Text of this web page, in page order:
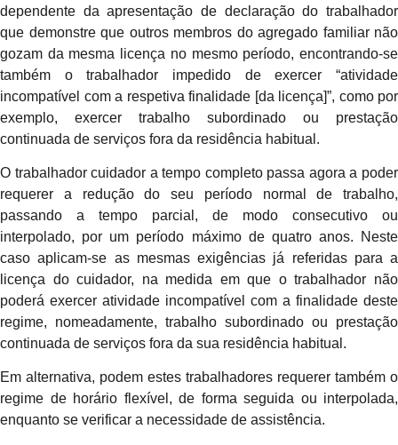
dependente da apresentação de declaração do trabalhador
que demonstre que outros membros do agregado familiar não
gozam da mesma licença no mesmo período, encontrando-se
também o trabalhador impedido de exercer “atividade
incompatível com a respetiva finalidade [da licença]”, como por
exemplo, exercer trabalho subordinado ou prestação
continuada de serviços fora da residência habitual.
O trabalhador cuidador a tempo completo passa agora a poder
requerer a redução do seu período normal de trabalho,
passando a tempo parcial, de modo consecutivo ou
interpolado, por um período máximo de quatro anos. Neste
caso aplicam-se as mesmas exigências já referidas para a
licença do cuidador, na medida em que o trabalhador não
poderá exercer atividade incompatível com a finalidade deste
regime, nomeadamente, trabalho subordinado ou prestação
continuada de serviços fora da sua residência habitual.
Em alternativa, podem estes trabalhadores requerer também o
regime de horário flexível, de forma seguida ou interpolada,
enquanto se verificar a necessidade de assistência.